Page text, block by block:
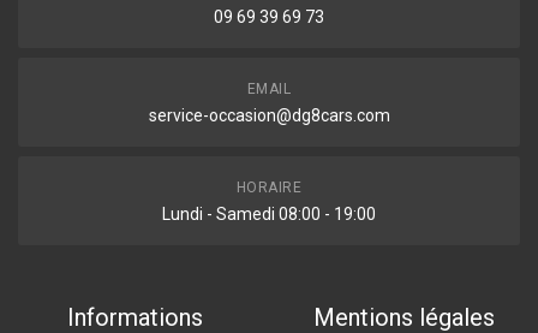
09 69 39 69 73
EMAIL
service-occasion@dg8cars.com
HORAIRE
Lundi - Samedi 08:00 - 19:00
Informations Mentions légales